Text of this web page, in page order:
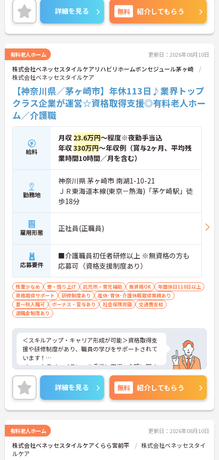
きやすい環境が整っています。
＜寄り添ったケアの実施＞利用者さまに深く寄り添
ったサービスの提供を目指し、職員の専門性を高め
るような人材育成にも注力されています。
詳細をお話ししますのでお気軽にご相談ください！
詳細を見る 無料 紹介してもらう
有料老人ホーム 更新日：2026年08月10日
株式会社ベネッセスタイルケアリハビリホームボンセジュール茅ヶ崎
株式会社ベネッセスタイルケア
【神奈川県／茅ヶ崎市】年休113日♪業界トップ
クラス企業が運営☆資格取得支援◎有料老人ホー
ム／介護職
給料
月収 23.6万円～程度※夜勤手当込
年収330万円～年収例（賞与2ヶ月、平均残
業時間10時間／月を含む）
勤務地
神奈川県 茅ヶ崎市 南湖1-10-21
ＪＲ東海道本線(東京－熱海)「茅ケ崎駅」徒
歩18分
雇用形態 正社員(正職員)
応募要件
■介護職員初任者研修以上 ※無資格の方も
応募可（資格支援制度あり）
残業少なめ 寮・借り上げ 託児所・育児補助 無資格OK
年間休日110日以上
資格取得サポート
研修制度あり
産休･育休･介護休暇取得実績あり
夏～秋入職可
ボーナス・賞与あり 社会保険完備
交通費支給
退職金制度あり
＜スキルアップ・キャリア形成が可能＞資格取得支
援や研修制度があり、職員の学びをサポートされて
います！
＜ワークライフバランスを重視＞育児・介護に関す
る制度や社宅制度、各種手当など、長く安心して働
きやすい環境が整っています。
＜寄り添ったケアの実施＞利用者さまに深く寄り添
ったサービスの提供を目指し、職員の専門性を高め
るような人材育成にも注力されています。
詳細をお話ししますのでお気軽にご相談ください！
詳細を見る 無料 紹介してもらう
有料老人ホーム 更新日：2026年08月10日
株式会社ベネッセスタイルケアくらら宮前平
株式会社ベネッセスタイ
ルケア